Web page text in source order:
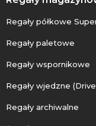
Regały półkowe
Regały paletowe
Regały wspornikowe
Regały wjedzne
Regały archiwalne